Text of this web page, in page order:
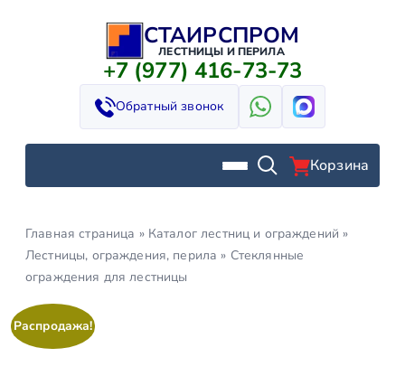
СТАИРСПРОМ
ЛЕСТНИЦЫ И ПЕРИЛА
+7 (977) 416-73-73
Обратный звонок
Корзина
Главная страница » Каталог лестниц и ограждений »
Лестницы, ограждения, перила » Стеклянные
ограждения для лестницы
Распродажа!